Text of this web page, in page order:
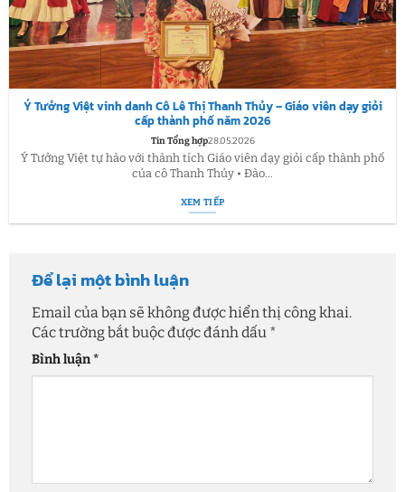
Ý Tưởng Việt vinh danh Cô Lê Thị Thanh Thủy – Giáo viên dạy giỏi
cấp thành phố năm 2026
Tin Tổng hợp28.05.2026
Ý Tưởng Việt tự hào với thành tích Giáo viên dạy giỏi cấp thành phố
của cô Thanh Thủy • Đào...
XEM TIẾP
Để lại một bình luận
Email của bạn sẽ không được hiển thị công khai.
Các trường bắt buộc được đánh dấu *
Bình luận*